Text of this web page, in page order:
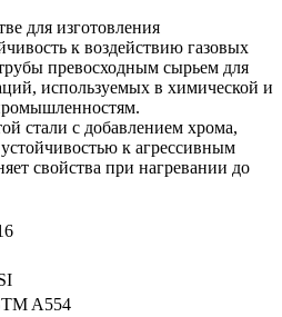
для изготовления
к воздействию газовых
превосходным сырьем для
используемых в химической и
стали с добавлением хрома,
к агрессивным
свойства при нагревании до
A554